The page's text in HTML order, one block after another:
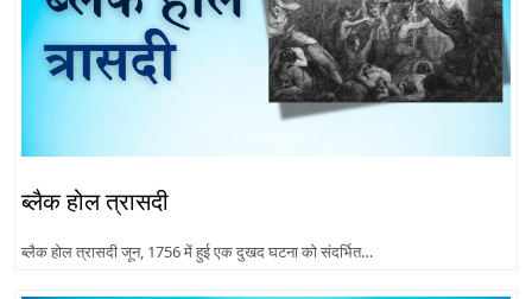
ब्लैक होल त्रासदी
ब्लैक होल त्रासदी जून, 1756 में हुई एक दुखद घटना को संदर्भित…